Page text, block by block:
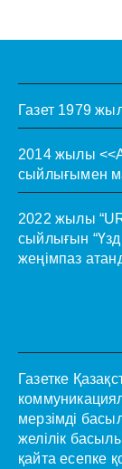
Газет 1979
2014 жылы
сыйлығымен
2022 жылы
сыйлығын
жеңімпаз
Газетке
мерзімді
желілік
қайта есепке